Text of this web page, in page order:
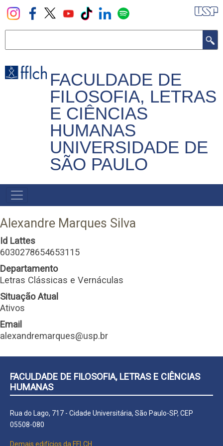
Pular
para
principal
FACULDADE DE
FILOSOFIA, LETRAS
E CIÊNCIAS
HUMANAS
UNIVERSIDADE DE
SÃO PAULO
NAVEGADOR
PRINCIPAL
Alexandre Marques Silva
Id Lattes
6030278654653115
Departamento
Letras Clássicas e Vernáculas
Situação Atual
Ativos
Email
alexandremarques@usp.br
FACULDADE DE FILOSOFIA, LETRAS E CIÊNCIAS
HUMANAS
Rua do Lago, 717 - Cidade Universitária, São Paulo-SP, CEP
05508-080
Demais edifícios da FFLCH